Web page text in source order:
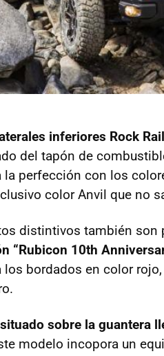
inferiores Rock
del tapón de
la perfección con los
color Anvil que no
distintivos también son
“Rubicon 10th
bordados en color
sobre la guantera
modelo incopora un